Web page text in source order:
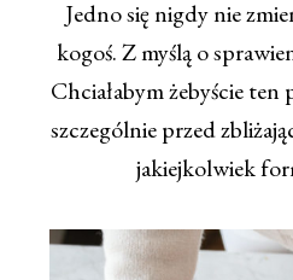
Jedno się nigdy nie
kogoś. Z myślą o
Chciałabym żebyście
szczególnie przed
jakiejkolwiek